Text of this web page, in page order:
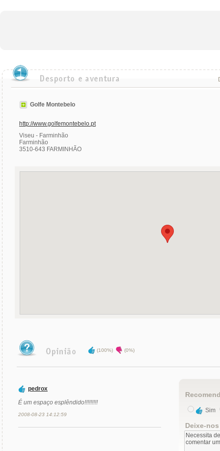
Golfe Montebelo
http://www.golfemontebelo.pt
Viseu - Farminhão
Farminhão
3510-643 FARMINHÃO
(100%) (0%)
pedrox
É um espaço esplêndido!!!!!!!!!
2008-08-23 14:12:59
Sim
Deixe-